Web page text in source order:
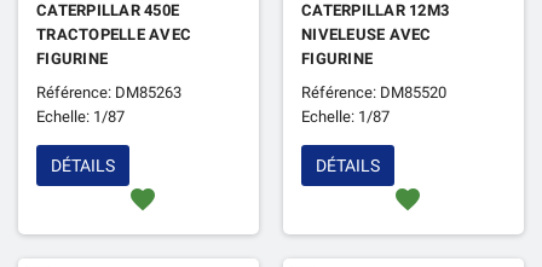
CATERPILLAR 450E
TRACTOPELLE AVEC
FIGURINE
Référence: DM85263
Echelle: 1/87
favorite
DÉTAILS
CATERPILLAR 12M3
NIVELEUSE AVEC
FIGURINE
Référence: DM85520
Echelle: 1/87
favorite
DÉTAILS